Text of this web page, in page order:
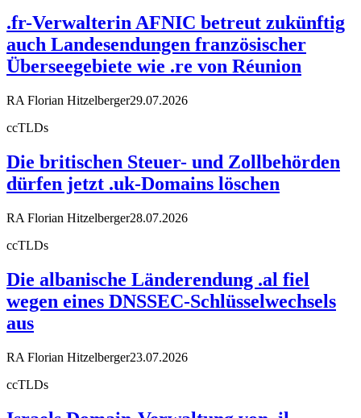
.fr-Verwalterin AFNIC betreut zukünftig
auch Landesendungen französischer
Überseegebiete wie .re von Réunion
RA Florian Hitzelberger29.07.2026
ccTLDs
Die britischen Steuer- und Zollbehörden
dürfen jetzt .uk-Domains löschen
RA Florian Hitzelberger28.07.2026
ccTLDs
Die albanische Länderendung .al fiel
wegen eines DNSSEC-Schlüsselwechsels
aus
RA Florian Hitzelberger23.07.2026
ccTLDs